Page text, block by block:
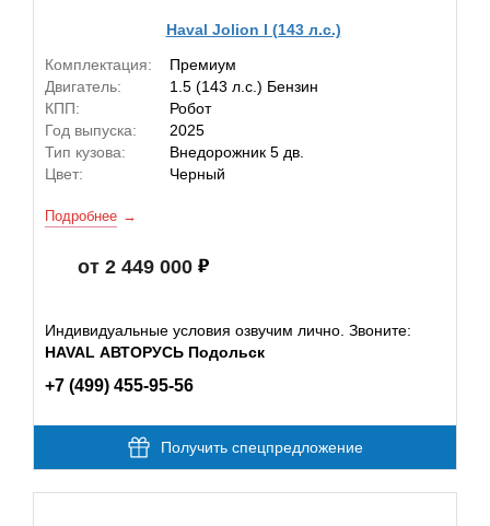
Haval Jolion I (143 л.с.)
Комплектация:
Премиум
Двигатель:
1.5 (143 л.с.) Бензин
КПП:
Робот
Год выпуска:
2025
Тип кузова:
Внедорожник 5 дв.
Цвет:
Черный
Подробнее
от 2 449 000
Индивидуальные условия озвучим лично. Звоните:
HAVAL АВТОРУСЬ Подольск
+7 (499) 455-95-56
Получить спецпредложение